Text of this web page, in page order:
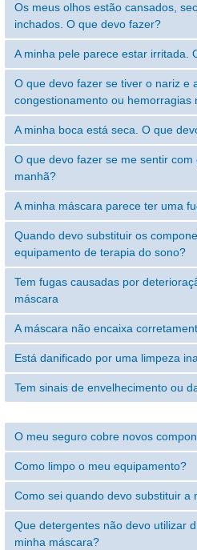
Os meus olhos estão cansados,
inchados. O que devo fazer?
A minha pele parece estar irritada.
O que devo fazer se tiver o nariz e
congestionamento ou hemorragias
A minha boca está seca. O que
O que devo fazer se me sentir com
manhã?
A minha máscara parece ter uma
Quando devo substituir os
equipamento de terapia do sono?
Tem fugas causadas por
máscara
A máscara não encaixa
Está danificado por uma limpeza
Tem sinais de envelhecimento ou
O meu seguro cobre novos
Como limpo o meu equipamento?
Como sei quando devo substituir a
Que detergentes não devo utilizar
minha máscara?